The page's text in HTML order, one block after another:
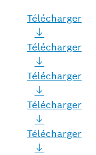
Télécharger
Télécharger
Télécharger
Télécharger
Télécharger